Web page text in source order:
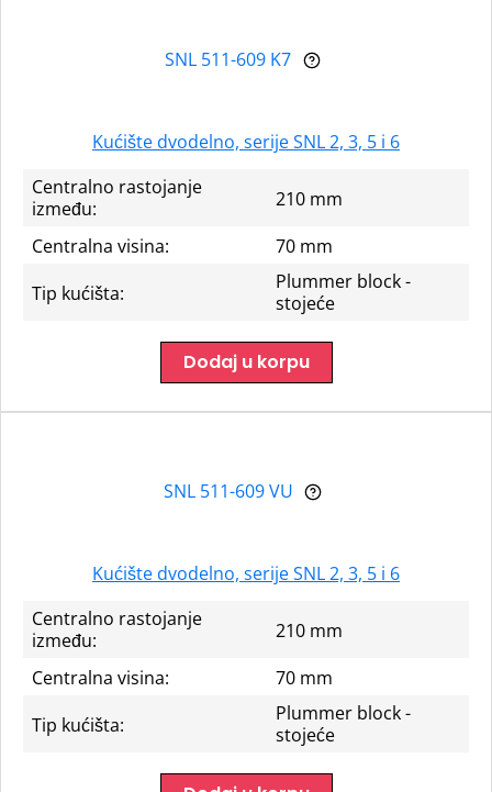
SNL 511-609 K7
Kućište dvodelno, serije SNL 2, 3, 5 i 6
Centralno rastojanje
između:
210 mm
Centralna visina:
70 mm
Tip kućišta:
Plummer block -
stojeće
Dodaj u korpu
SNL 511-609 VU
Kućište dvodelno, serije SNL 2, 3, 5 i 6
Centralno rastojanje
između:
210 mm
Centralna visina:
70 mm
Tip kućišta:
Plummer block -
stojeće